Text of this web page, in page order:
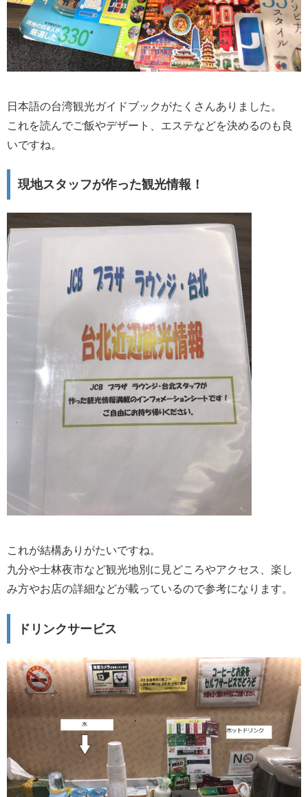
日本語の台湾観光ガイドブックがたくさんありました。
これを読んでご飯やデザート、エステなどを決めるのも良
いですね。
現地スタッフが作った観光情報！
これが結構ありがたいですね。
九分や士林夜市など観光地別に見どころやアクセス、楽し
み方やお店の詳細などが載っているので参考になります。
ドリンクサービス